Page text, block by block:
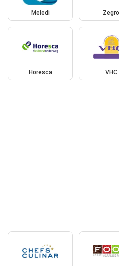
Meledi Zegro
Horesca VHC